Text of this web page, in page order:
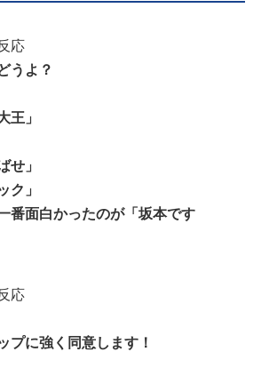
応
うよ？
王」
せ」
ク」
番面白かったのが「坂本です
応
プに強く同意します！